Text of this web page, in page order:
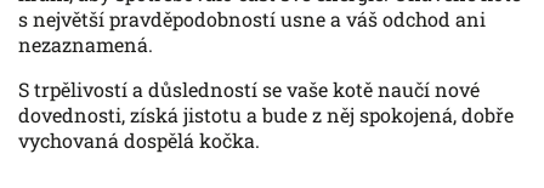
s největší pravděpodobností usne a váš odchod ani
nezaznamená.
S trpělivostí a důsledností se vaše kotě naučí nové
dovednosti, získá jistotu a bude z něj spokojená, dobře
vychovaná dospělá kočka.